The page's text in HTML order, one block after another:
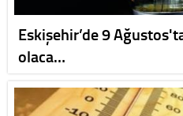
Eskişehir’de 9
olaca…